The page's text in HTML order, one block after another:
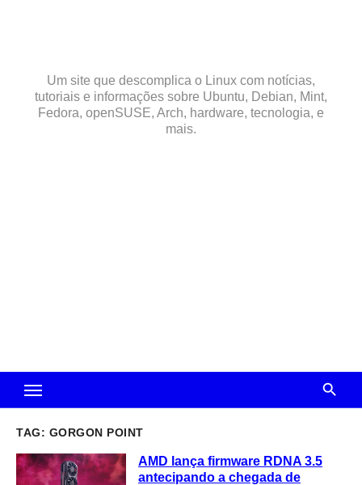
Um site que descomplica o Linux com notícias,
tutoriais e informações sobre Ubuntu, Debian, Mint,
Fedora, openSUSE, Arch, hardware, tecnologia, e
mais.
TAG: GORGON POINT
AMD lança firmware RDNA 3.5
antecipando a chegada de